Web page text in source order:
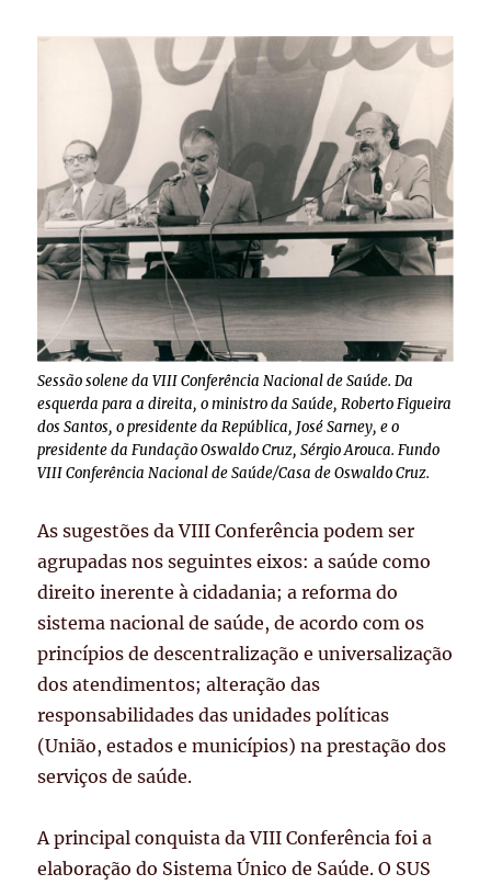
Sessão solene da VIII Conferência Nacional de Saúde. Da
esquerda para a direita, o ministro da Saúde, Roberto Figueira
dos Santos, o presidente da República, José Sarney, e o
presidente da Fundação Oswaldo Cruz, Sérgio Arouca. Fundo
VIII Conferência Nacional de Saúde/Casa de Oswaldo Cruz.
As sugestões da VIII Conferência podem ser
agrupadas nos seguintes eixos: a saúde como
direito inerente à cidadania; a reforma do
sistema nacional de saúde, de acordo com os
princípios de descentralização e universalização
dos atendimentos; alteração das
responsabilidades das unidades políticas
(União, estados e municípios) na prestação dos
serviços de saúde.
A principal conquista da VIII Conferência foi a
elaboração do Sistema Único de Saúde. O SUS